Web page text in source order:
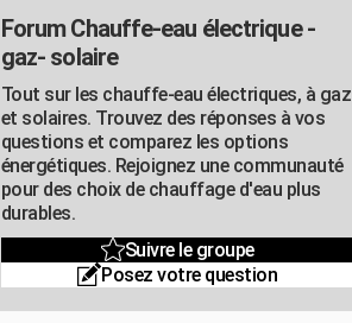
Forum Chauffe-eau électrique -
gaz- solaire
Tout sur les chauffe-eau électriques, à gaz
et solaires. Trouvez des réponses à vos
questions et comparez les options
énergétiques. Rejoignez une communauté
pour des choix de chauffage d'eau plus
durables.
Suivre le groupe
Posez votre question